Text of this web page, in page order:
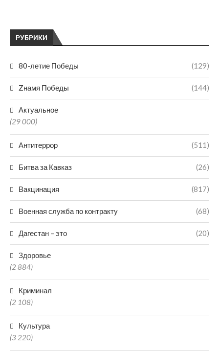
РУБРИКИ
80-летие Победы (129)
Zнамя Победы (144)
Актуальное
(29 000)
Антитеррор (511)
Битва за Кавказ (26)
Вакцинация (817)
Военная служба по контракту (68)
Дагестан – это (20)
Здоровье
(2 884)
Криминал
(2 108)
Культура
(3 220)